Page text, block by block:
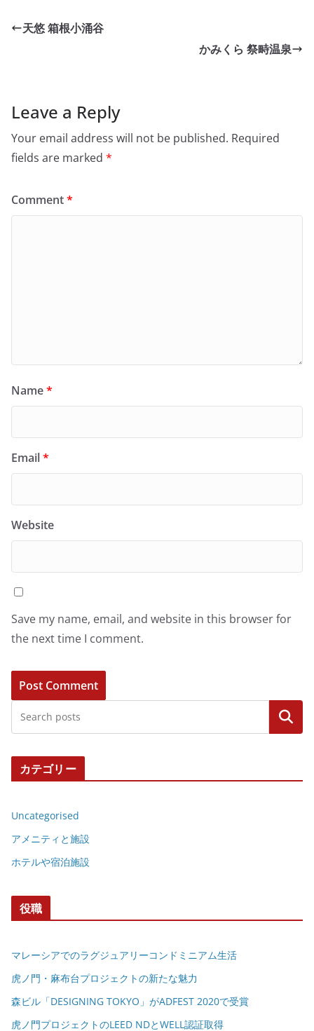
天悠 箱根小涌谷
かみくら 祭畤温泉
Leave a Reply
Your email address will not be published. Required
fields are marked *
Comment*
Name*
Email*
Website
Save my name, email, and website in this browser for
the next time I comment.
Search
カテゴリー
Uncategorised
アメニティと施設
ホテルや宿泊施設
役職
マレーシアでのラグジュアリーコンドミニアム生活
虎ノ門・麻布台プロジェクトの新たな魅力
森ビル「DESIGNING TOKYO」がADFEST 2020で受賞
虎ノ門プロジェクトのLEED NDとWELL認証取得